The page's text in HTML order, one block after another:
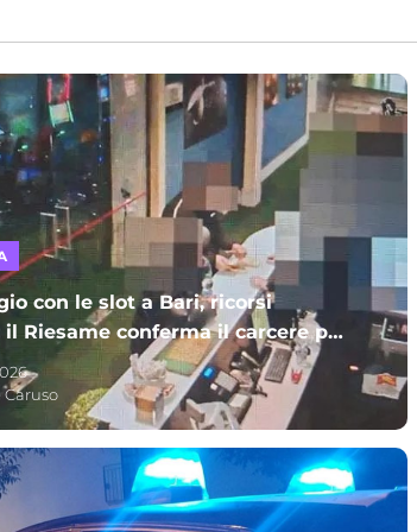
con le slot a Bari, ricorsi
Riesame conferma il carcere per
– I NOMI
Caruso